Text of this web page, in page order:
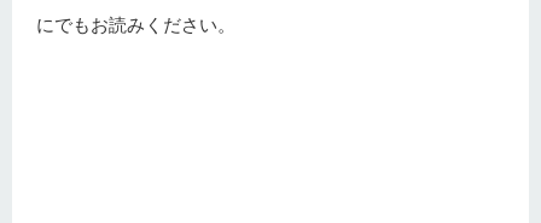
にでもお読みください。